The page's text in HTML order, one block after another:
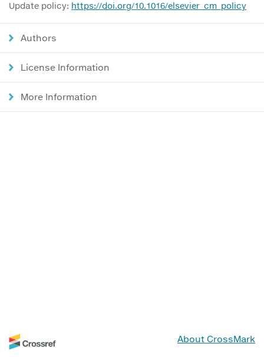
Update policy: https://doi.org/10.1016/elsevier_cm_policy
Authors
License Information
More Information
About CrossMark